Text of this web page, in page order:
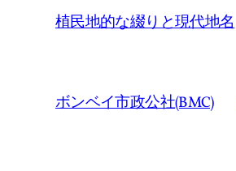
植民地的な綴りと現代地名
ボンベイ市政公社(BMC)